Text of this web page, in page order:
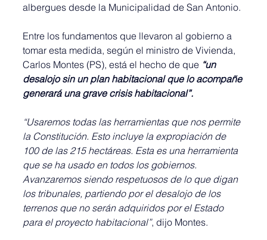
albergues desde la Municipalidad de San Antonio.
Entre los fundamentos que llevaron al gobierno a
tomar esta medida, según el ministro de Vivienda,
Carlos Montes (PS), está el hecho de que “un
desalojo sin un plan habitacional que lo acompañe
generará una grave crisis habitacional”.
“Usaremos todas las herramientas que nos permite
la Constitución. Esto incluye la expropiación de
100 de las 215 hectáreas. Esta es una herramienta
que se ha usado en todos los gobiernos.
Avanzaremos siendo respetuosos de lo que digan
los tribunales, partiendo por el desalojo de los
terrenos que no serán adquiridos por el Estado
para el proyecto habitacional”, dijo Montes.